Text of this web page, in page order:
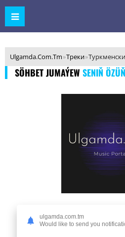
Ulgamda.Com.Tm»Треки»
SÖHBET JUMAÝEW SENIŇ
ulgamda.com.tm
Would like to send you